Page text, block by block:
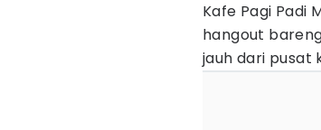
Kafe Pagi Padi
hangout
jauh dari pusat